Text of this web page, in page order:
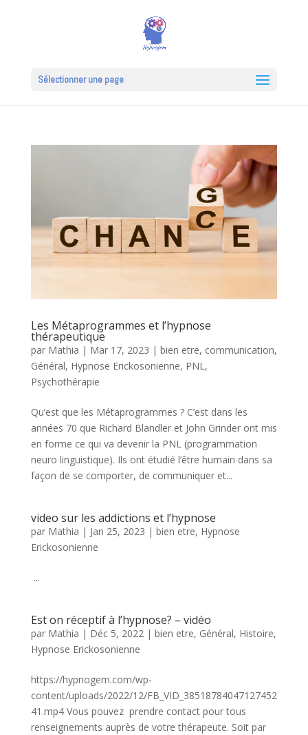
Sélectionner une page
Les Métaprogrammes et l’hypnose
thérapeutique
par Mathia | Mar 17, 2023 | bien etre, communication,
Général, Hypnose Erickosonienne, PNL,
Psychothérapie
Qu’est que les Métaprogrammes ? C’est dans les
années 70 que Richard Blandler et John Grinder ont mis
en forme ce qui va devenir la PNL (programmation
neuro linguistique). Ils ont étudié l’être humain dans sa
façon de se comporter, de communiquer et...
video sur les addictions et l’hypnose
par Mathia | Jan 25, 2023 | bien etre, Hypnose
Erickosonienne
...
Est on réceptif à l’hypnose? – vidéo
par Mathia | Déc 5, 2022| bien etre, Général, Histoire,
Hypnose Erickosonienne
https://hypnogem.com/wp-
content/uploads/2022/12/FB_VID_38518784047127452
41.mp4 Vous pouvez prendre contact pour tous
renseignements auprès de votre thérapeute. Soit par